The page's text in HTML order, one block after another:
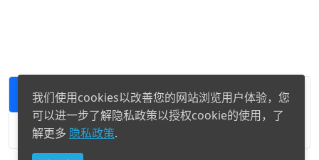
2 3 4 5 6 7
9
我们使用cookies以改善您的网站浏览用户体验，您
可以进一步了解隐私政策以授权cookie的使用，了
解更多 隐私政策.